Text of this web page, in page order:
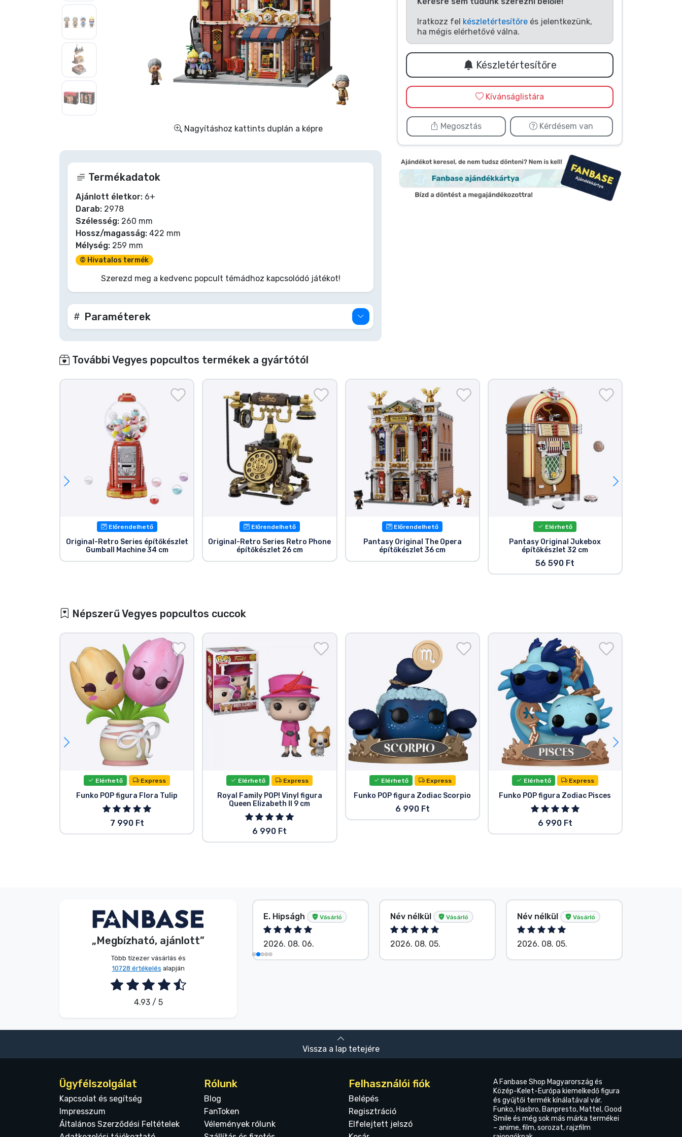
Nagyításhoz kattints duplán a képre
Iratkozz fel készletértesítőre és jelentkezünk,
ha mégis elérhetővé válna.
Készletértesítőre
Kívánságlistára
Megosztás Kérdésem van
Termékadatok
Ajánlott életkor: 6+
Darab: 2978
Szélesség: 260 mm
Hossz/magasság: 422 mm
Mélység: 259 mm
© Hivatalos termék
Szerezd meg a kedvenc popcult témádhoz kapcsolódó játékot!
Paraméterek
További Vegyes popcultos termékek a gyártótól
Előrendelhető
Original-Retro Series építőkészlet
Gumball Machine 34 cm
Előrendelhető
Original-Retro Series Retro Phone
építőkészlet 26 cm
Előrendelhető
Pantasy Original The Opera
építőkészlet 36 cm
Elérhető
Pantasy Original Jukebox
építőkészlet 32 cm
56 590 Ft
Népszerű Vegyes popcultos cuccok
Elérhető Express
Funko POP figura Flora Tulip
7 990 Ft
Elérhető Express
Royal Family POP! Vinyl figura
Queen Elizabeth II 9 cm
6 990 Ft
Elérhető Express
Funko POP figura Zodiac Scorpio
6 990 Ft
Elérhető Express
Funko POP figura Zodiac Pisces
6 990 Ft
„Megbízható, ajánlott”
Több tízezer vásárlás és
10728 értékelés alapján
4.93 / 5
S. Barbara Vásárló
2026. 08. 06.
E. Hipságh Vásárló
2026. 08. 06.
Név nélkül Vásárló
2026. 08. 05.
Név nélkül Vásárló
2026. 08. 05.
Vissza a lap tetejére
Ügyfélszolgálat
Kapcsolat és segítség
Impresszum
Általános Szerződési Feltételek
Rólunk
Blog
FanToken
Vélemények rólunk
Felhasználói fiók
Belépés
Regisztráció
Elfelejtett jelszó
A Fanbase Shop Magyarország és
Közép-Kelet-Európa kiemelkedő figura
és gyűjtői termék kínálatával vár.
Funko, Hasbro, Banpresto, Mattel, Good
Smile és még sok más márka termékei
– anime, film, sorozat, rajzfilm
Filmes cuccok
Mesés cuccok
Gamer cuccok
Sportos cuccok
Zenés cuccok
Terméktípusok